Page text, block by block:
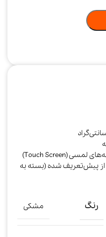
پخت: حدود ۱۰ برنامه از پیش‌تعریف شده (بسته به
رنگ مشکی